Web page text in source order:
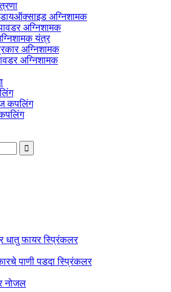
डायऑक्साइड अग्निशामक
अग्निशामक
यंत्र
अग्निशामक
अग्निशामक
कपलिंग
धातु फायर स्प्रिंकलर
पाणी पडदा स्प्रिंकलर
नोजल